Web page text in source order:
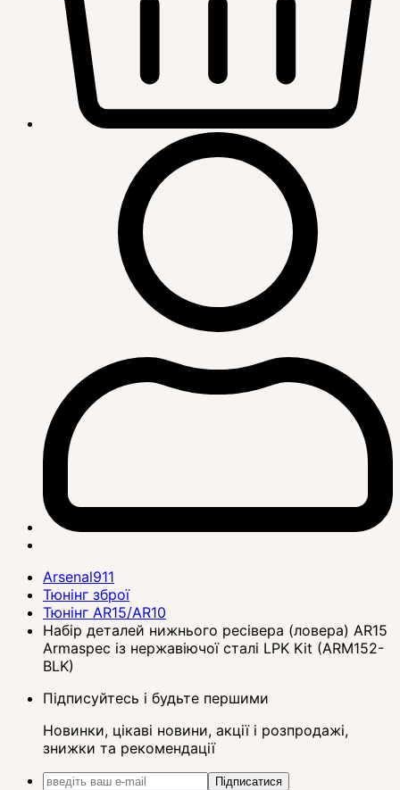
Arsenal911
Тюнінг зброї
Тюнінг AR15/AR10
Набір деталей нижнього ресівера (ловера) AR15
Armaspec із нержавіючої сталі LPK Kit (ARM152-
BLK)
Підписуйтесь і будьте першими
Новинки, цікаві новини, акції і розпродажі,
знижки та рекомендації
Підписатися